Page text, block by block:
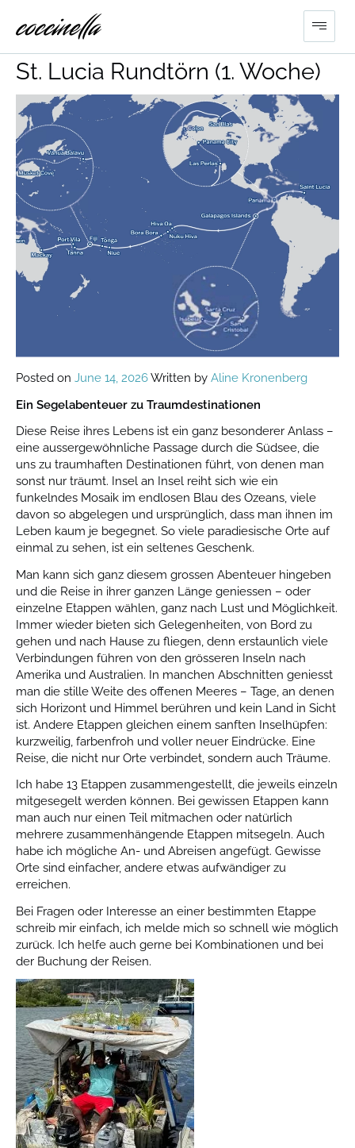
ARC World 2027, Etappe 1 –
St. Lucia Rundtörn (1. Woche)
Posted on June 14, 2026Written by Aline Kronenberg
Ein Segelabenteuer zu Traumdestinationen
Diese Reise ihres Lebens ist ein ganz besonderer Anlass –
eine aussergewöhnliche Passage durch die Südsee, die
uns zu traumhaften Destinationen führt, von denen man
sonst nur träumt. Insel an Insel reiht sich wie ein
funkelndes Mosaik im endlosen Blau des Ozeans, viele
davon so abgelegen und ursprünglich, dass man ihnen im
Leben kaum je begegnet. So viele paradiesische Orte auf
einmal zu sehen, ist ein seltenes Geschenk.
Man kann sich ganz diesem grossen Abenteuer hingeben
und die Reise in ihrer ganzen Länge geniessen – oder
einzelne Etappen wählen, ganz nach Lust und Möglichkeit.
Immer wieder bieten sich Gelegenheiten, von Bord zu
gehen und nach Hause zu fliegen, denn erstaunlich viele
Verbindungen führen von den grösseren Inseln nach
Amerika und Australien. In manchen Abschnitten geniesst
man die stille Weite des offenen Meeres – Tage, an denen
sich Horizont und Himmel berühren und kein Land in Sicht
ist. Andere Etappen gleichen einem sanften Inselhüpfen:
kurzweilig, farbenfroh und voller neuer Eindrücke. Eine
Reise, die nicht nur Orte verbindet, sondern auch Träume.
Ich habe 13 Etappen zusammengestellt, die jeweils einzeln
mitgesegelt werden können. Bei gewissen Etappen kann
man auch nur einen Teil mitmachen oder natürlich
mehrere zusammenhängende Etappen mitsegeln. Auch
habe ich mögliche An- und Abreisen angefügt. Gewisse
Orte sind einfacher, andere etwas aufwändiger zu
erreichen.
Bei Fragen oder Interesse an einer bestimmten Etappe
schreib mir einfach, ich melde mich so schnell wie möglich
zurück. Ich helfe auch gerne bei Kombinationen und bei
der Buchung der Reisen.